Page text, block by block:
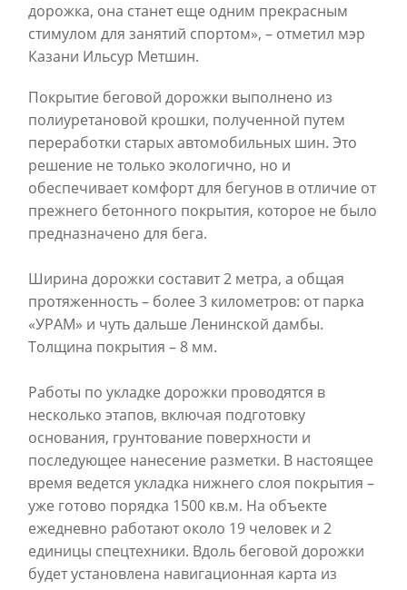
дорожка, она станет еще одним прекрасным
стимулом для занятий спортом», – отметил мэр
Казани Ильсур Метшин.
Покрытие беговой дорожки выполнено из
полиуретановой крошки, полученной путем
переработки старых автомобильных шин. Это
решение не только экологично, но и
обеспечивает комфорт для бегунов в отличие от
прежнего бетонного покрытия, которое не было
предназначено для бега.
Ширина дорожки составит 2 метра, а общая
протяженность – более 3 километров: от парка
«УРАМ» и чуть дальше Ленинской дамбы.
Толщина покрытия – 8 мм.
Работы по укладке дорожки проводятся в
несколько этапов, включая подготовку
основания, грунтование поверхности и
последующее нанесение разметки. В настоящее
время ведется укладка нижнего слоя покрытия –
уже готово порядка 1500 кв.м. На объекте
ежедневно работают около 19 человек и 2
единицы спецтехники. Вдоль беговой дорожки
будет установлена навигационная карта из